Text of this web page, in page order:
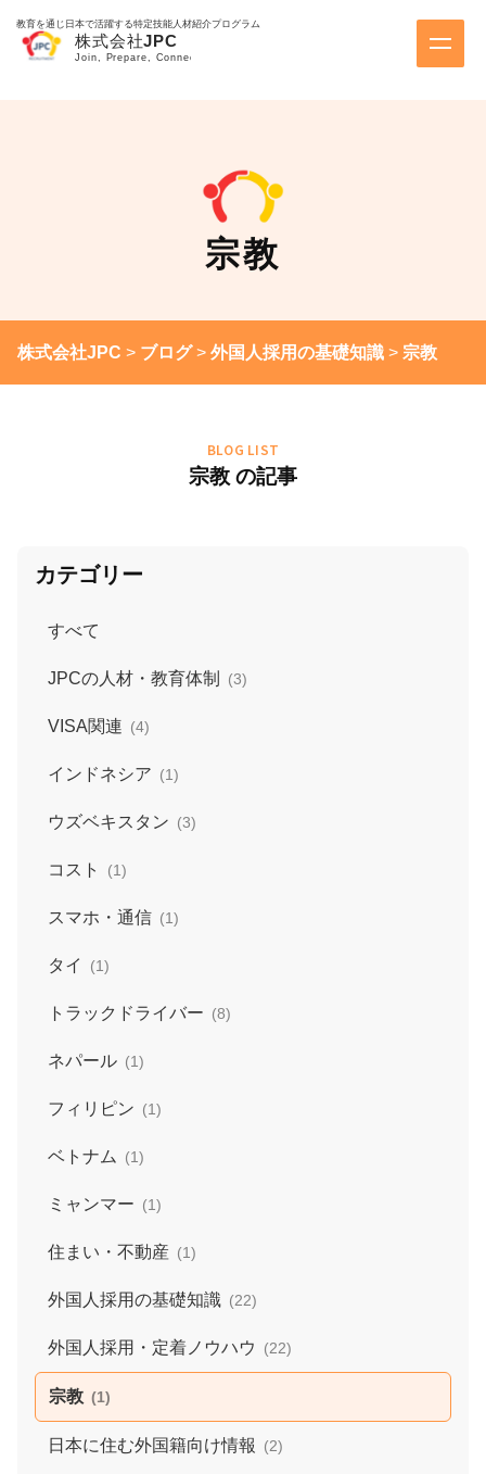
教育を通じ日本で活躍する特定技能人材紹介プログラム
宗教
株式会社JPC > ブログ> 外国人採用の基礎知識 > 宗教
BLOG LIST
宗教 の記事
カテゴリー
すべて
JPCの人材・教育体制 (3)
VISA関連 (4)
インドネシア (1)
ウズベキスタン (3)
コスト (1)
スマホ・通信 (1)
タイ (1)
トラックドライバー (8)
ネパール (1)
フィリピン (1)
ベトナム (1)
ミャンマー (1)
住まい・不動産 (1)
外国人採用の基礎知識 (22)
外国人採用・定着ノウハウ (22)
宗教 (1)
日本に住む外国籍向け情報 (2)